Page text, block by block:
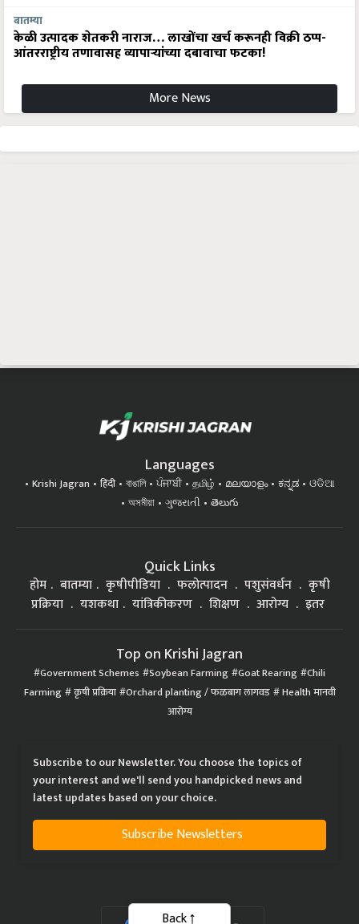
बातम्या
केळी उत्पादक शेतकरी नाराज… लाखोंचा खर्च करूनही विक्री ठप्प-
आंतरराष्ट्रीय तणावासह व्यापाऱ्यांच्या दबावाचा फटका!
More News
Languages
Krishi Jagran हिंदी বাঙালি ਪੰਜਾਬੀ தமிழ் മലയാളം ಕನ್ನಡ
ଓଡିଆ
অসমীয়া
ગુજરાતી తెలుగు
Quick Links
होम बातम्या कृषीपीडिया फलोत्पादन पशुसंवर्धन
कृषी
प्रक्रिया
यशकथा यांत्रिकीकरण शिक्षण आरोग्य इतर
Top on Krishi Jagran
Government Schemes Soybean Farming Goat Rearing Chili
Farming कृषी प्रक्रिया Orchard planting / फळबाग लागवड Health मानवी
आरोग्य
Subscribe to our Newsletter. You choose the topics of
your interest and we'll send you handpicked news and
latest updates based on your choice.
Subscribe Newsletters
Back